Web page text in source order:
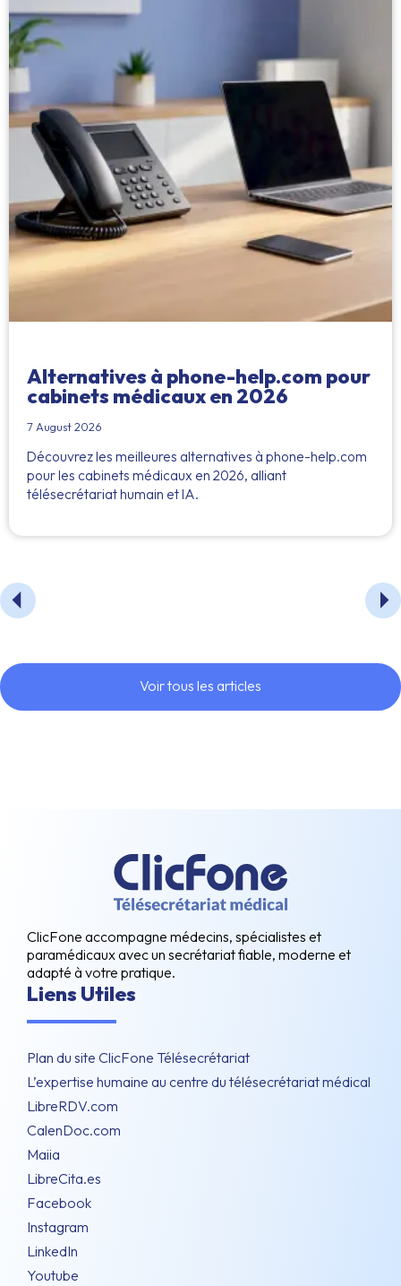
Alternatives à phone-help.com pour
cabinets médicaux en 2026
7 August 2026
Découvrez les meilleures alternatives à phone-help.com
pour les cabinets médicaux en 2026, alliant
télésecrétariat humain et IA.
Voir tous les articles
ClicFone accompagne médecins, spécialistes et
paramédicaux avec un secrétariat fiable, moderne et
adapté à votre pratique.
Liens Utiles
Plan du site ClicFone Télésecrétariat
L’expertise humaine au centre du télésecrétariat médical
LibreRDV.com
CalenDoc.com
Maiia
LibreCita.es
Facebook
Instagram
LinkedIn
Youtube